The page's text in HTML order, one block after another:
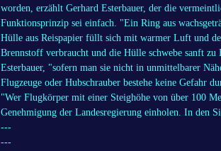
worden, erzählt Gerhard Esterbauer, der die
Funktionsprinzip sei einfach. "Ein Ring aus
Hülle aus Reispapier füllt sich mit warmer Luft und
Brennstoff verbraucht und die Hülle schwebe sanft
Esterbauer, "sofern man sie nicht in unmittelbarer
Flugzeuge oder Hubschrauber bestehe keine Gefahr
"Wer Flugkörper mit einer Steighöhe von über 100
Genehmigung der Landesregierung einholen. In den
---
---